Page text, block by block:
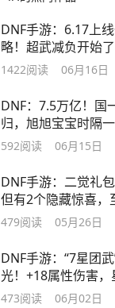
DNF手游：6.17上
略！超武减负开始
级属强徽章
1422阅读 06月16日
DNF：7.5万亿！国
归，旭旭宝宝时隔
顶！
592阅读 06月15日
DNF手游：二觉礼包
但有2个隐藏惊喜，
打折入手！
479阅读 05月26日
DNF手游：“7星团
光！+18属性伤害，
在逆袭！
473阅读 06月02日